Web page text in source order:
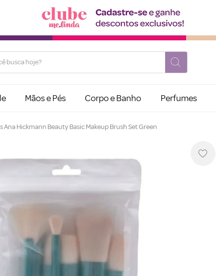
hoje?
Mãos e Pés Corpo e Banho Perfumes
Ana Hickmann Beauty Basic Makeup Brush Set Green